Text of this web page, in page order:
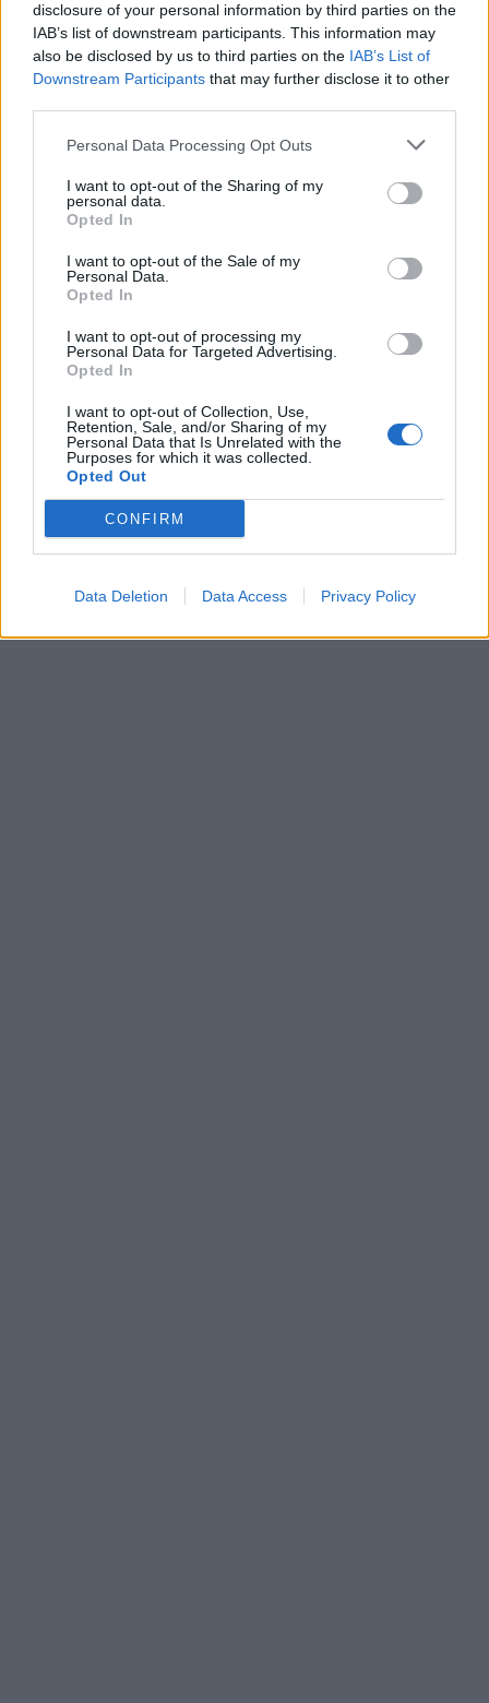
disclosure of your personal information by third parties on the
IAB’s list of downstream participants. This information may
also be disclosed by us to third parties on the IAB’s List of
Downstream Participants that may further disclose it to other
Personal Data Processing Opt Outs
I want to opt-out of the Sharing of my
personal data.
Opted In
I want to opt-out of the Sale of my
Personal Data.
Opted In
I want to opt-out of processing my
Personal Data for Targeted Advertising.
Opted In
I want to opt-out of Collection, Use,
Retention, Sale, and/or Sharing of my
Personal Data that Is Unrelated with the
Purposes for which it was collected.
Opted Out
CONFIRM
Data Deletion Data Access Privacy Policy